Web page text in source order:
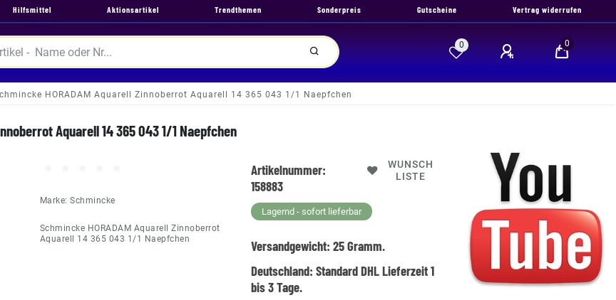
Hilfsmittel Aktionsartikel Trendthemen Sonderpreis Gutscheine Vertrag widerrufen
0 0
HORADAM Aquarell Zinnoberrot Aquarell 14 365 043 1/1 Naepfchen
Aquarell 14 365 043 1/1 Naepfchen
Marke:Schmincke
Schmincke HORADAM Aquarell Zinnoberrot
Aquarell 14 365 043 1/1 Naepfchen
Artikelnummer:
158883
WUNSCH
LISTE
Lagernd - sofort lieferbar
Versandgewicht:25Gramm.
Deutschland:Standard DHL Lieferzeit 1
bis 3 Tage.